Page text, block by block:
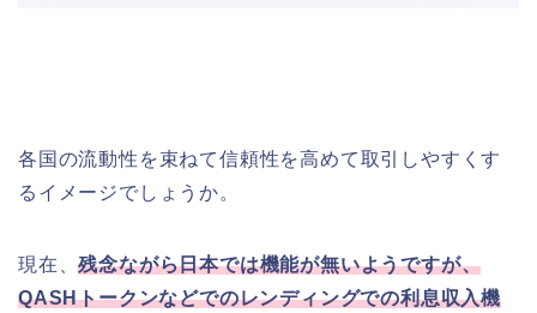
各国の流動性を束ねて信頼性を高めて取引しやすくす
るイメージでしょうか。
現在、残念ながら日本では機能が無いようですが、
QASHトークンなどでのレンディングでの利息収入機